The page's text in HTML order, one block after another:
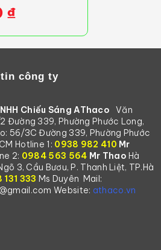
₫
công ty
Chiếu Sáng AThaco
Văn
Đường 339, Phường Phước Long,
56/3C Đường 339, Phường Phước
Hotline 1: 0938 982 410 Mr
2: 0984 563 564 Mr Thao Hà
3, Cầu Bươu, P. Thanh Liệt, TP.Hà
333 Ms Duyên Mail:
Website: athaco.vn